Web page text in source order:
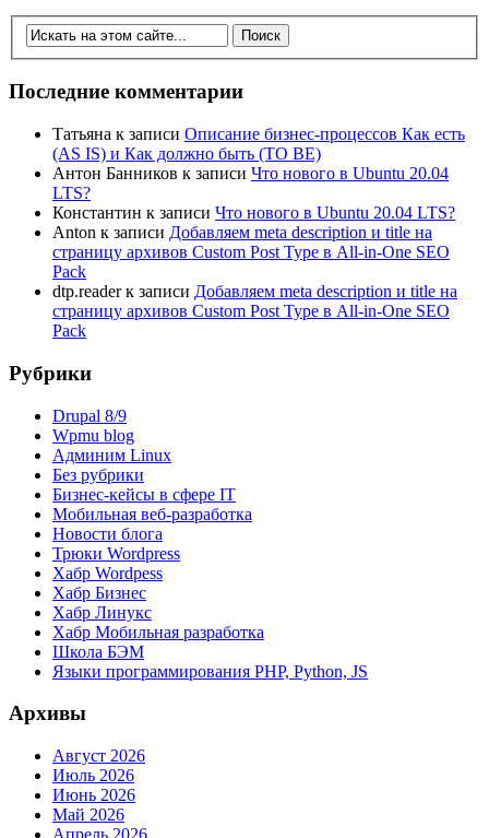
Последние комментарии
Татьяна к записи Описание бизнес-процессов Как есть
(AS IS) и Как должно быть (TO BE)
Антон Банников к записи Что нового в Ubuntu 20.04
LTS?
Константин к записи Что нового в Ubuntu 20.04 LTS?
Anton к записи Добавляем meta description и title на
страницу архивов Custom Post Type в All-in-One SEO
Pack
dtp.readerк записи Добавляем meta description и title на
страницу архивов Custom Post Type в All-in-One SEO
Pack
Рубрики
Drupal 8/9
Wpmu blog
Админим Linux
Без рубрики
Бизнес-кейсы в сфере IT
Мобильная веб-разработка
Новости блога
Трюки Wordpress
Хабр Wordpess
Хабр Бизнес
Хабр Линукс
Хабр Мобильная разработка
Школа БЭМ
Языки программирования PHP, Python, JS
Архивы
Август 2026
Июль 2026
Июнь 2026
Май 2026
Апрель 2026